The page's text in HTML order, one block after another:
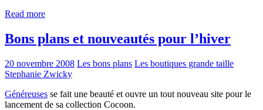
Read more
Bons plans et nouveautés pour l’hiver
20 novembre 2008 Les bons plans Les boutiques grande taille
Stephanie Zwicky
Généreuses se fait une beauté et ouvre un tout nouveau site pour le
lancement de sa collection Cocoon.